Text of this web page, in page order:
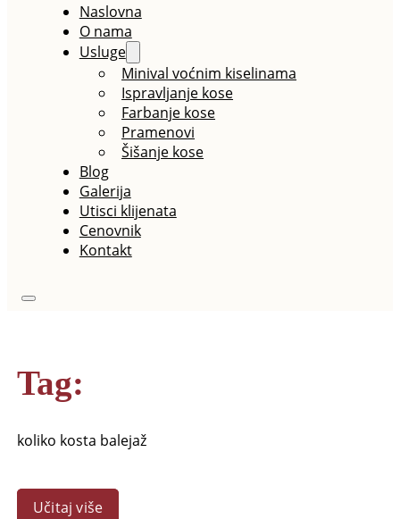
Naslovna
O nama
Usluge
Minival voćnim kiselinama
Ispravljanje kose
Farbanje kose
Pramenovi
Šišanje kose
Blog
Galerija
Utisci klijenata
Cenovnik
Kontakt
Tag:
koliko kosta balejaž
Učitaj više